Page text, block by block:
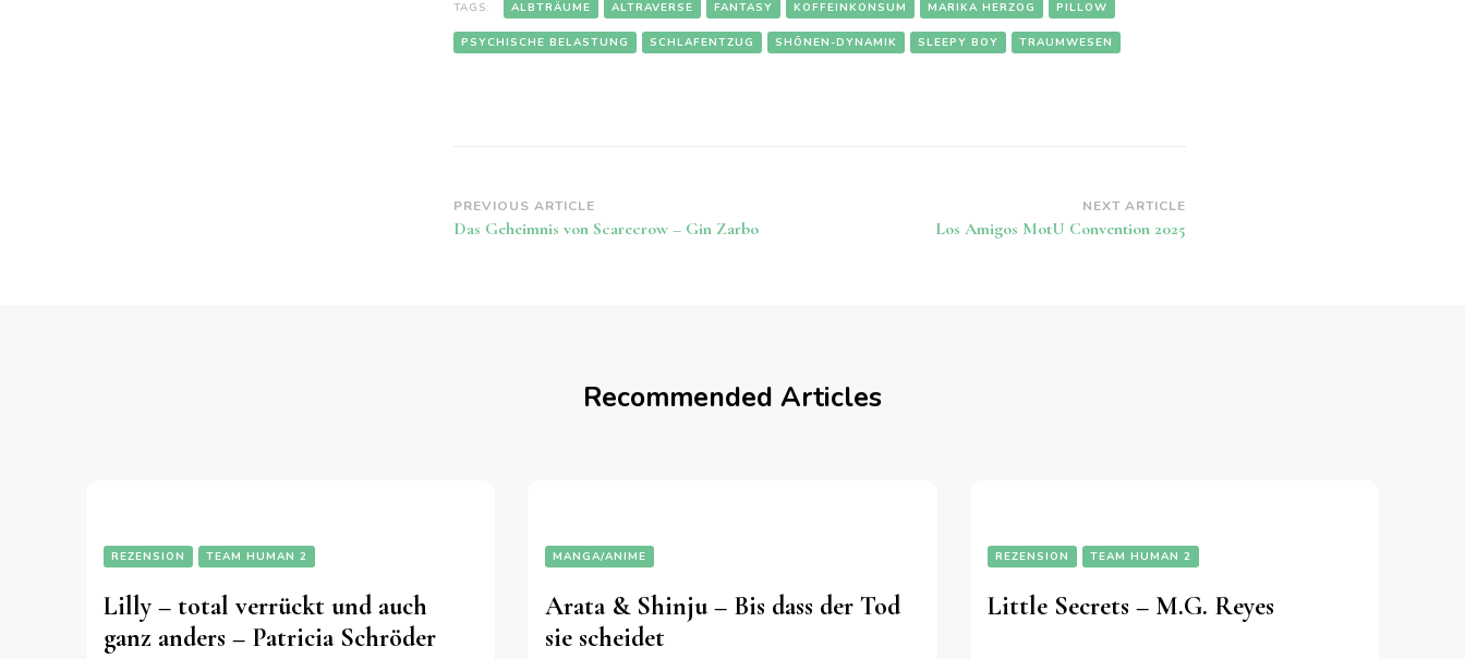
TAGS: ALBTRÄUME ALTRAVERSE FANTASY KOFFEINKONSUM MARIKA HERZOG PILLOW
PSYCHISCHE BELASTUNG SCHLAFENTZUG SHŌNEN-DYNAMIK SLEEPY BOY TRAUMWESEN
Post
Navigation
PREVIOUS ARTICLE
Das Geheimnis von Scarecrow – Gin Zarbo
NEXT ARTICLE
Los Amigos MotU Convention 2025
Recommended Articles
REZENSION TEAM HUMAN 2
Lilly – total verrückt und auch
ganz anders – Patricia Schröder
MANGA/ANIME
Arata & Shinju – Bis dass der Tod
sie scheidet
REZENSION TEAM HUMAN 2
Little Secrets – M.G. Reyes